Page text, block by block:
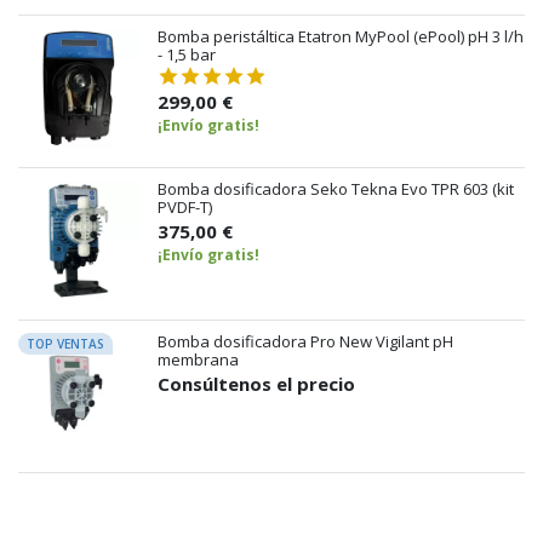
Bomba peristáltica Etatron MyPool (ePool) pH 3 l/h
- 1,5 bar
299,00 €
¡Envío gratis!
Bomba dosificadora Seko Tekna Evo TPR 603 (kit
PVDF-T)
375,00 €
¡Envío gratis!
TOP VENTAS
Bomba dosificadora Pro New Vigilant pH
membrana
Consúltenos el precio